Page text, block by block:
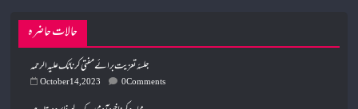
حالات حاضرہ
جلسۂ تعزیت برائے مفتی کرناٹک علیہ الرحمہ
October 14, 2023 0 Comments